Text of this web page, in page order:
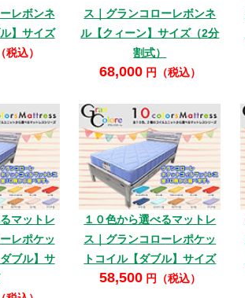
レボンネ
】サイズ
税込）
ス｜グランコローレボンネ
ル【クィーン】サイズ（2分
割式）
68,000円（税込）
マットレ
レポケッ
ブル】サ
１０色から選べるマットレ
ス｜グランコローレポケッ
トコイル【ダブル】サイズ
58,500円（税込）